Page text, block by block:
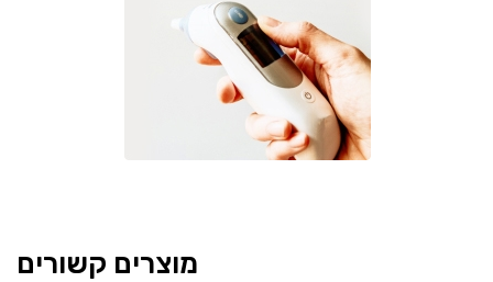
מוצרים קשורים